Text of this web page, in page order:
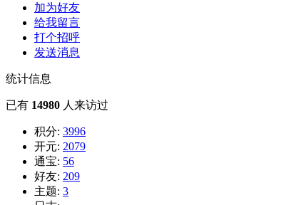
加为好友
给我留言
打个招呼
发送消息
统计信息
已有 14980 人来访过
积分: 3996
开元: 2079
通宝: 56
好友: 209
主题: 3